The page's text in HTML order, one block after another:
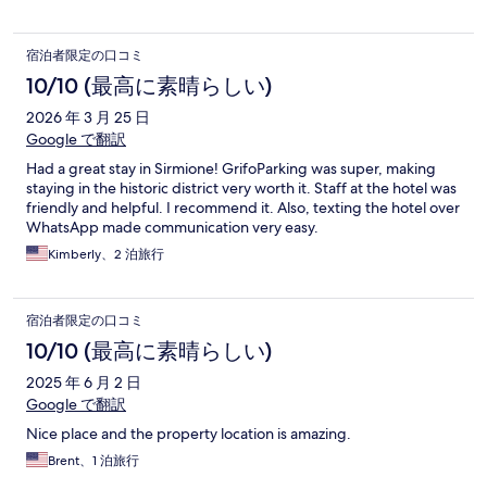
宿泊者限定の口コミ
10/10 (最高に素晴らしい)
2026 年 3 月 25 日
Google で翻訳
Had a great stay in Sirmione! GrifoParking was super, making
staying in the historic district very worth it. Staff at the hotel was
friendly and helpful. I recommend it. Also, texting the hotel over
WhatsApp made communication very easy.
Kimberly、2 泊旅行
宿泊者限定の口コミ
10/10 (最高に素晴らしい)
2025 年 6 月 2 日
Google で翻訳
Nice place and the property location is amazing.
Brent、1 泊旅行